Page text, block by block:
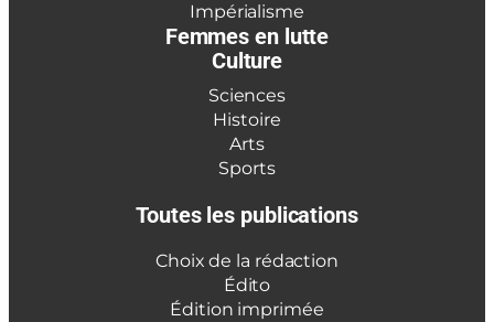
Impérialisme
Femmes en lutte
Culture
Sciences
Histoire
Arts
Sports
Toutes les publications
Choix de la rédaction
Édito
Édition imprimée